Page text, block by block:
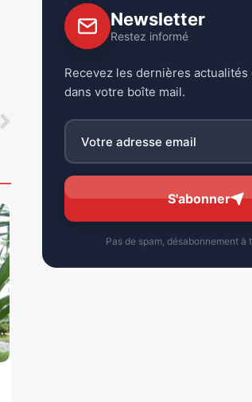
Newsletter
Restez informé
Recevez les dernières
dans votre boîte mail.
S'abonner
Pas de spam, désabonnement à